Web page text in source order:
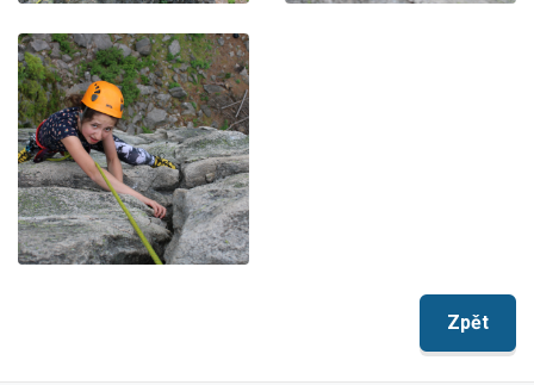
Zpět